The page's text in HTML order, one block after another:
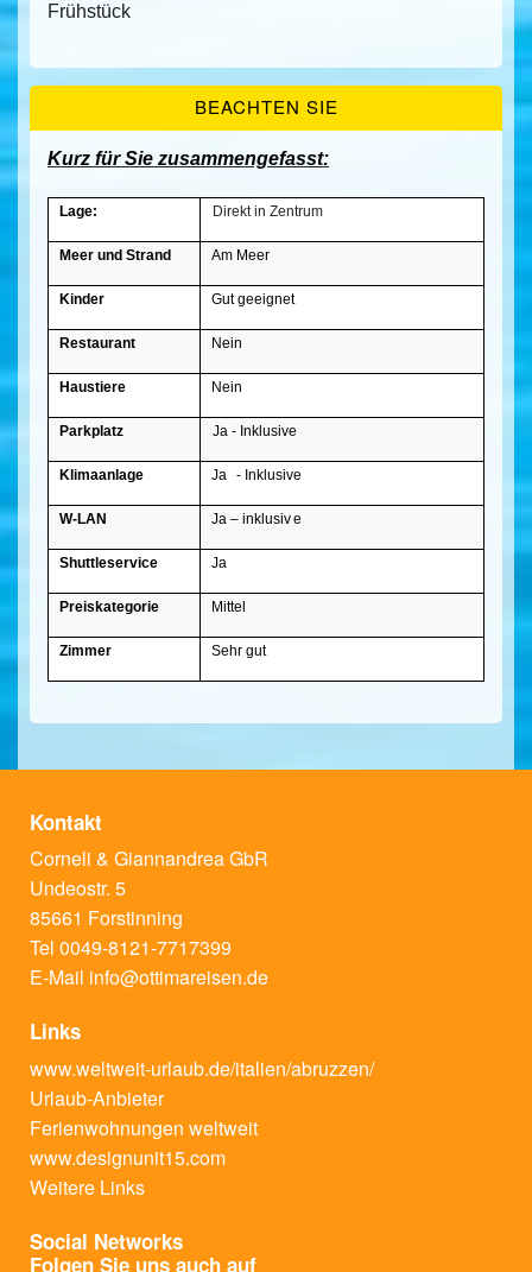
Frühstück
BEACHTEN SIE
Kurz für Sie zusammengefasst:
Lage: Direkt in Zentrum
Meer und Strand Am Meer
Kinder Gut geeignet
Restaurant Nein
Haustiere Nein
Parkplatz Ja - Inklusive
Klimaanlage Ja - Inklusive
W-LAN Ja – inklusive
Shuttleservice Ja
Preiskategorie Mittel
Zimmer Sehr gut
Kontakt
Corneli & Giannandrea GbR
Undeostr. 5
85661 Forstinning
Tel 0049-8121-7717399
E-Mail info@ottimareisen.de
Links
www.weltweit-urlaub.de/italien/abruzzen/
Urlaub-Anbieter
Ferienwohnungen weltweit
www.designunit15.com
Weitere Links
Social Networks
Folgen Sie uns auch auf